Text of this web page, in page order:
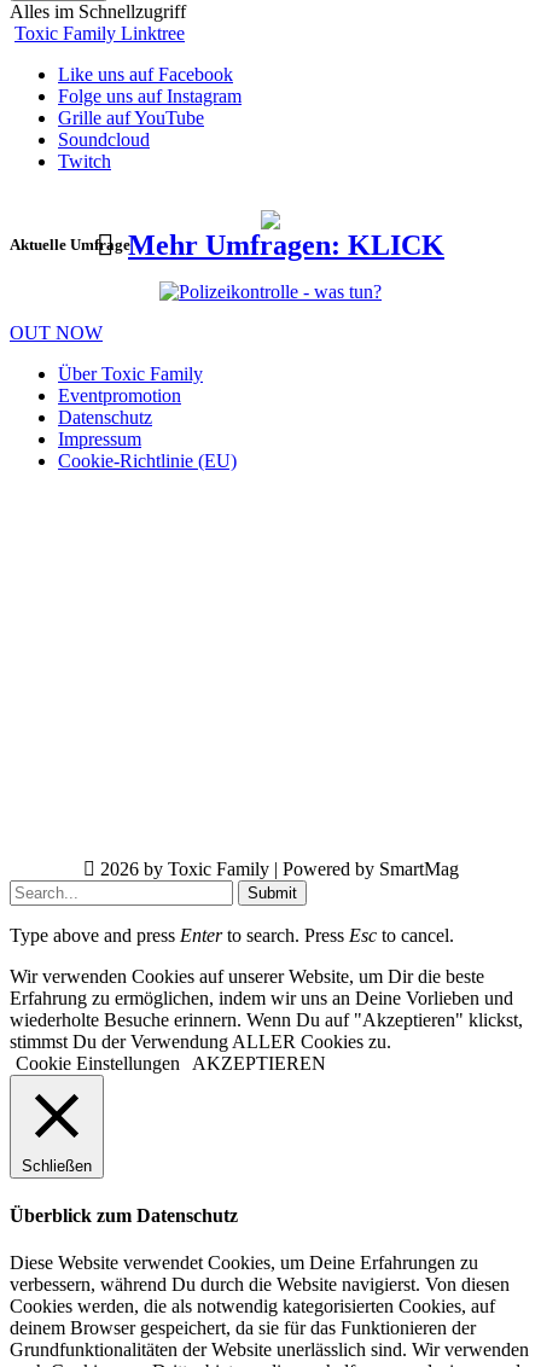
Alles im Schnellzugriff
Toxic Family Linktree
Like uns auf Facebook
Folge uns auf Instagram
Grille auf YouTube
Soundcloud
Twitch
Aktuelle UmfrageMehr Umfragen: KLICK
OUT NOW
Über Toxic Family
Eventpromotion
Datenschutz
Impressum
Cookie-Richtlinie (EU)
2026 by Toxic Family | Powered by SmartMag
Submit
Type above and press Enterto search. Press Esc to cancel.
Wir verwenden Cookies auf unserer Website, um Dir die beste
Erfahrung zu ermöglichen, indem wir uns an Deine Vorlieben und
wiederholte Besuche erinnern. Wenn Du auf "Akzeptieren" klickst,
stimmst Du der Verwendung ALLER Cookies zu.
Cookie Einstellungen
AKZEPTIEREN
Schließen
Überblick zum Datenschutz
Diese Website verwendet Cookies, um Deine Erfahrungen zu
verbessern, während Du durch die Website navigierst. Von diesen
Cookies werden, die als notwendig kategorisierten Cookies, auf
deinem Browser gespeichert, da sie für das Funktionieren der
Grundfunktionalitäten der Website unerlässlich sind. Wir verwenden